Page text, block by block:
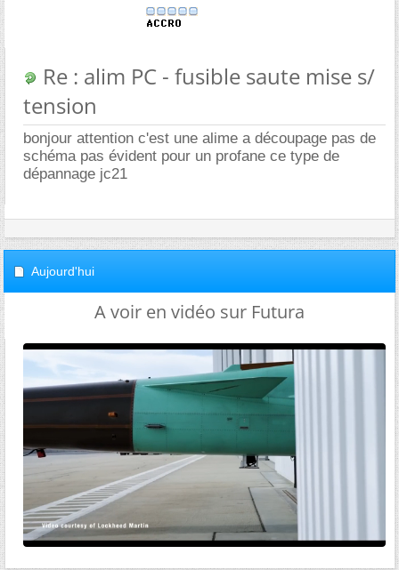
Re : alim PC - fusible saute mise s/
tension
bonjour attention c'est une alime a découpage pas de
schéma pas évident pour un profane ce type de
dépannage jc21
Aujourd'hui
A voir en vidéo sur Futura